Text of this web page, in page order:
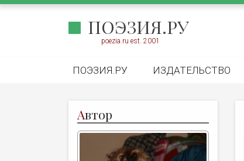
ПОЭЗИЯ.РУ
poezia.ru est. 2001
ПОЭЗИЯ.РУ ИЗДАТЕЛЬСТВО
Автор